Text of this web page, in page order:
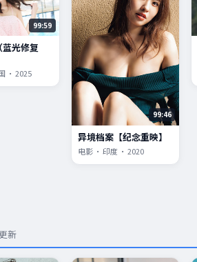
99:59
光修复
· 2025
99:46
异境档案【纪念重映】
电影 · 印度 · 2020
新